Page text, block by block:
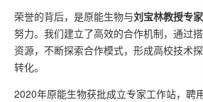
荣誉的背后，是原能生物与刘宝林教授专
努力。我们建立了高效的合作机制，通过
资源，不断探索合作模式，形成高校技术
转化。
2020年原能生物获批成立专家工作站，聘